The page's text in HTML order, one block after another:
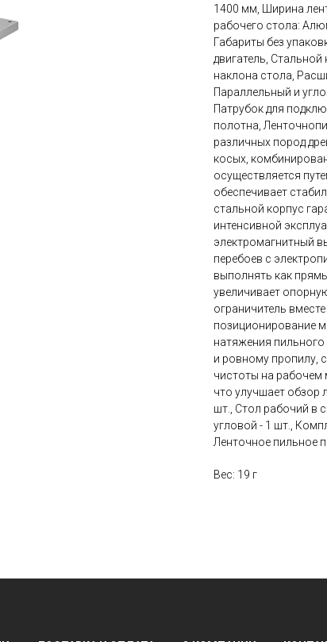
1400 мм, Ширина
рабочего стола:
Габариты без
двигатель,
наклона стола,
Параллельный и
Патрубок для
полотна,
различных пород
косых,
осуществляется
обеспечивает
стальной корпус
интенсивной
электромагнитный
перебоев с
выполнять как
увеличивает
ограничитель
позиционирование
натяжения
и ровному пропилу,
чистоты на рабочем
что улучшает обзор
шт., Стол рабочий в
угловой - 1 шт.,
Ленточное пильное
Вес: 19 г